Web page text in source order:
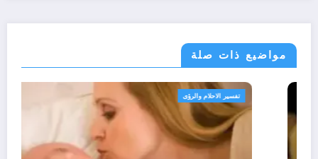
مواضيع ذات صلة
تفسير الاحلام والرؤى